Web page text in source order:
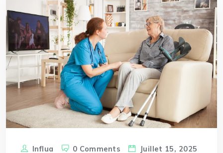
Influa 0 Comments Juillet 15, 2025